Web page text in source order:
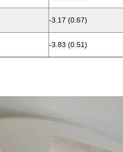
-3.17 (0.67)
-3.83 (0.51)